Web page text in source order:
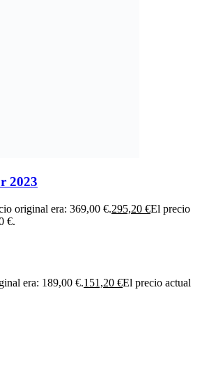
2023
original era: 369,00 €.295,20 €El precio
€.
era: 189,00 €.151,20 €El precio actual